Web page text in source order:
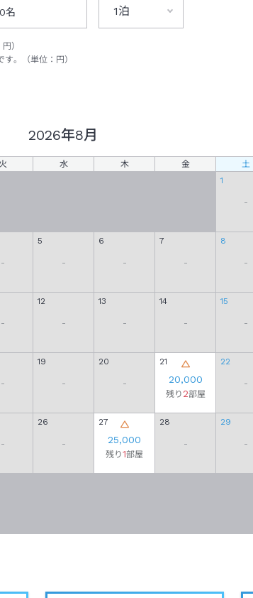
1泊
）
す。（単位：円）
2026年8月
火 水 木 金
土
1
-
-
5
-
6
-
7
-
8
-
-
12
-
13
-
14
-
15
-
-
19
-
20
-
21
20,000
残り2部屋
22
-
-
26
-
27
25,000
残り1部屋
28
-
29
-